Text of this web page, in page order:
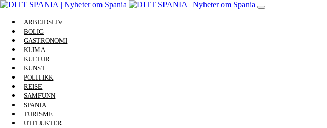
ARBEIDSLIV
BOLIG
GASTRONOMI
KLIMA
KULTUR
KUNST
POLITIKK
REISE
SAMFUNN
SPANIA
TURISME
UTFLUKTER